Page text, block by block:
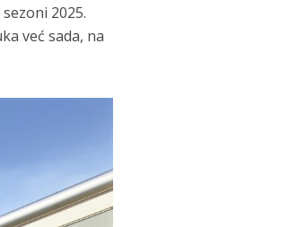
2025.
već sada, na